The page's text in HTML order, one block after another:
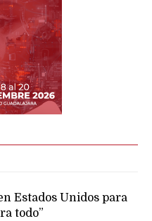
Estados Unidos para
todo”